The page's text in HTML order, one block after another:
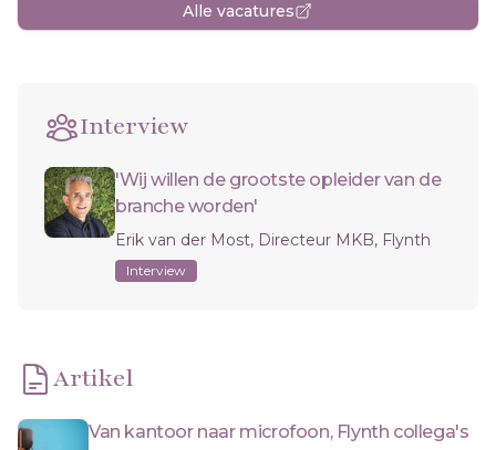
Alle vacatures
Interview
'Wij willen de grootste opleider van de
branche worden'
Erik van der Most, Directeur MKB, Flynth
Interview
Artikel
Van kantoor naar microfoon, Flynth collega's